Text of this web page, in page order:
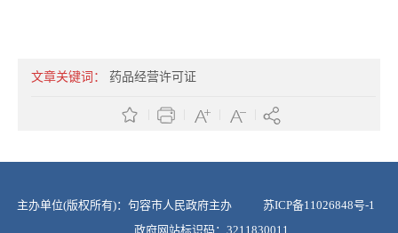
文章关键词： 药品经营许可证
主办单位(版权所有)：句容市人民政府主办 苏ICP备11026848号-1
政府网站标识码：3211830011